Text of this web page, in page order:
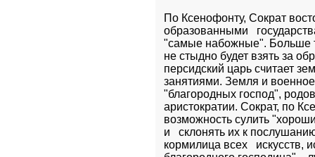
По Ксенофонту, Сократ
образованными
"самые набожные". Больше
не стыдно будет взять за
персидский царь считает
занятиями. Земля и военное
"благородных господ",
аристократии. Сократ, по
возможность сулить
и   склонять их к
кормилица всех